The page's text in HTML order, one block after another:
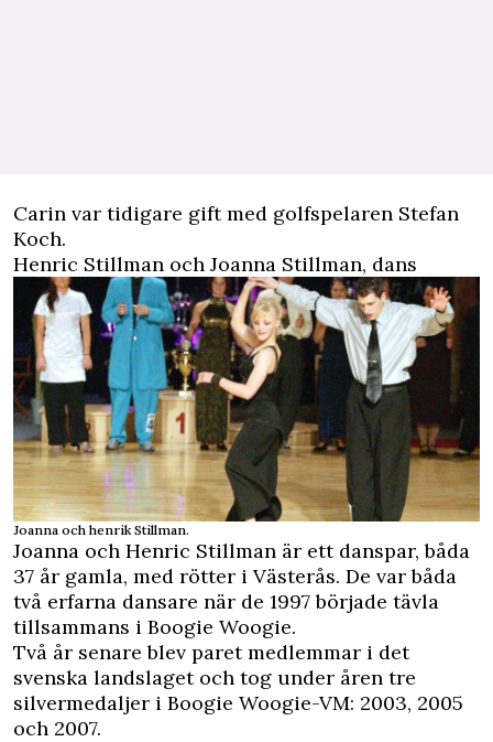
Carin var tidigare gift med golfspelaren Stefan
Koch.
Henric Stillman och Joanna Stillman, dans
Joanna och henrik Stillman.
Joanna och Henric Stillman är ett danspar, båda
37 år gamla, med rötter i Västerås. De var båda
två erfarna dansare när de 1997 började tävla
tillsammans i Boogie Woogie.
Två år senare blev paret medlemmar i det
svenska landslaget och tog under åren tre
silvermedaljer i Boogie Woogie-VM: 2003, 2005
och 2007.